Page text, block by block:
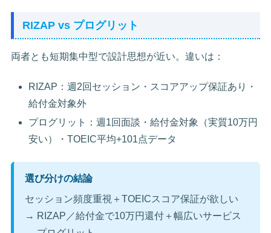
RIZAP vs プログリット
両者とも短期集中型で設計思想が近い。違いは：
RIZAP：週2回セッション・スコアアップ保証あり・
給付金対象外
プログリット：週1回面談・給付金対象（実質10万円
安い）・TOEIC平均+101点データ
選び分けの結論
セッション頻度重視＋TOEICスコア保証が欲しい
→ RIZAP／給付金で10万円還付＋幅広いサービス